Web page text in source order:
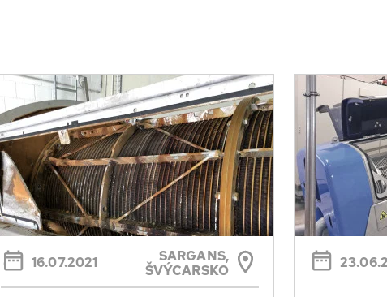
16.07.2021
SARGANS,
ŠVÝCARSKO